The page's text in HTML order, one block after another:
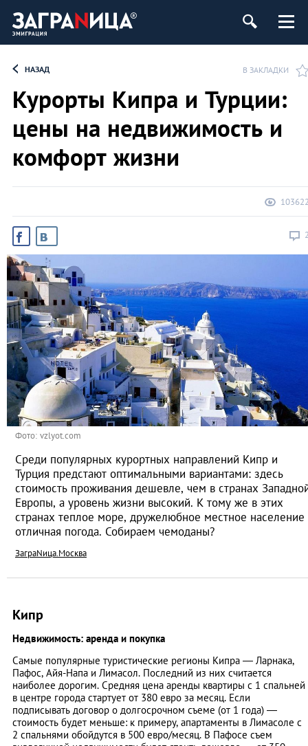
НАЗАД В ЗАКЛАДКИ
Курорты Кипра и Турции:
цены на недвижимость и
комфорт жизни
Фото: vzlyot.com
Среди популярных курортных направлений Кипр и
Турция предстают оптимальными вариантами: здесь
стоимость проживания дешевле, чем в странах
Европы, а уровень жизни высокий. К тому же в этих
странах теплое море, дружелюбное местное население
отличная погода. Собираем чемоданы?
ЗаграNица.Москва
Кипр
Недвижимость: аренда и покупка
Самые популярные туристические регионы Кипра — Ларнака,
Пафос, Айя-Напа и Лимасол. Последний из них считается
наиболее дорогим. Средняя цена аренды квартиры с 1 спальней
в центре города стартует от 380 евро за месяц. Если
подписывать договор о долгосрочном съеме (от 1 года) —
стоимость будет меньше: к примеру, апартаменты в Лимасоле с
2 спальнями обойдутся в 500 евро/месяц. В Пафосе съем